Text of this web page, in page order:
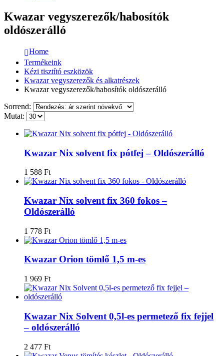
Kwazar vegyszerezők/habosítók
oldószerálló
Home
Termékeink
Kézi tisztító eszközök
Kwazar vegyszerezők és alkatrészek
Kwazar vegyszerezők/habosítók oldószerálló
Sorrend:
Mutat:
Kwazar Nix solvent fix pótfej – Oldószerálló
1 588 Ft
Kwazar Nix solvent fix 360 fokos –
Oldószerálló
1 778 Ft
Kwazar Orion tömlő 1,5 m-es
1 969 Ft
Kwazar Nix Solvent 0,5l-es permetező fix fejjel
– oldószerálló
2 477 Ft